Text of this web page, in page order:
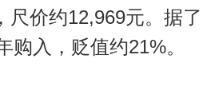
尺价约12,969元。据了
购入，贬值约21%。